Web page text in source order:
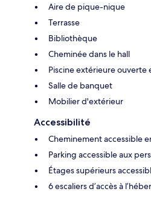
Aire de pique-nique
Terrasse
Bibliothèque
Cheminée dans le hall
Piscine extérieure ouverte
Salle de banquet
Mobilier d'extérieur
Accessibilité
Cheminement accessible
Parking accessible aux
Étages supérieurs
6 escaliers d’accès à